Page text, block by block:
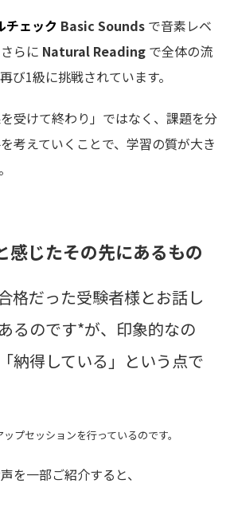
チェック Basic Sounds で音素レベ
らに Natural Reading で全体の流
び1級に挑戦されています。
受けて終わり」ではなく、課題を分
考えていくことで、学習の質が大き
感じたその先にあるもの
格だった受験者様とお話し
るのです*が、印象的なの
納得している」という点で
プセッションを行っているのです。
を一部ご紹介すると、